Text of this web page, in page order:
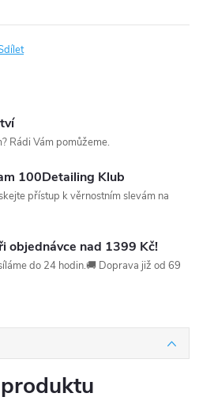
Rádi Vám pomůžeme.
100Detailing Klub
přístup k věrnostním slevám na
objednávce nad 1399 Kč!
do 24 hodin.🚚 Doprava již od 69